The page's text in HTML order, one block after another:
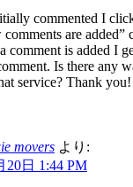
commented I
are added”
comment is added I
Is there any
service? Thank you!
movers より:
20日 1:44 PM